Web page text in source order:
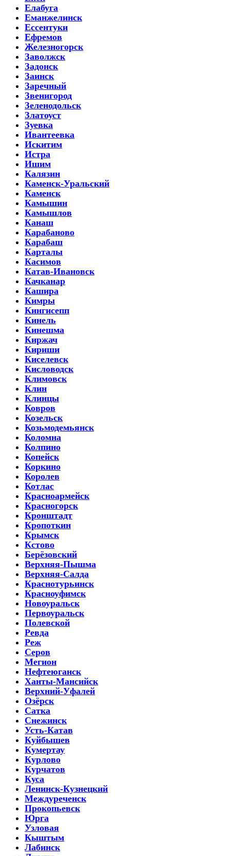
Елабуга
Еманжелинск
Ессентуки
Ефремов
Железногорск
Заволжск
Задонск
Заинск
Заречный
Звенигород
Зеленодольск
Златоуст
Зуевка
Ивантеевка
Искитим
Истра
Ишим
Калязин
Каменск-Уральский
Каменск
Камышин
Камышлов
Канаш
Карабаново
Карабаш
Карталы
Касимов
Катав-Ивановск
Качканар
Кашира
Кимры
Кингисепп
Кинель
Кинешма
Киржач
Кириши
Киселевск
Кисловодск
Климовск
Клин
Клинцы
Ковров
Козельск
Козьмодемьянск
Коломна
Колпино
Копейск
Коркино
Королев
Котлас
Красноармейск
Красногорск
Кронштадт
Кропоткин
Крымск
Кстово
Берёзовский
Верхняя-Пышма
Верхняя-Салда
Краснотурьинск
Красноуфимск
Новоуральск
Первоуральск
Полевской
Ревда
Реж
Серов
Мегион
Нефтеюганск
Ханты-Мансийск
Верхний-Уфалей
Озёрск
Сатка
Снежинск
Усть-Катав
Куйбышев
Кумертау
Курлово
Курчатов
Куса
Ленинск-Кузнецкий
Междуреченск
Прокопьевск
Юрга
Узловая
Кыштым
Лабинск